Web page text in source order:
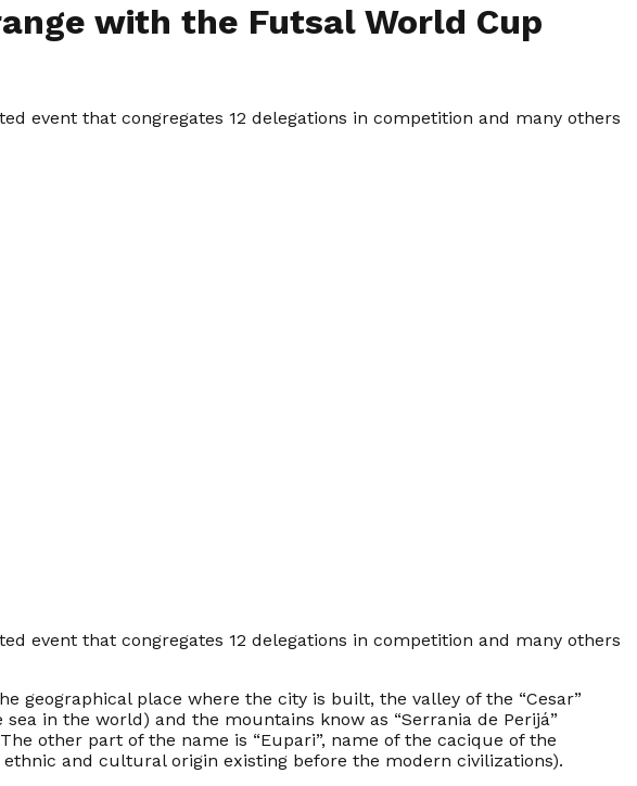
with the Futsal World Cup
event that congregates 12 delegations in competition and many others
event that congregates 12 delegations in competition and many others
geographical place where the city is built, the valley of the “Cesar”
in the world) and the mountains know as “Serrania de Perijá”
The other part of the name is “Eupari”, name of the cacique of the
and cultural origin existing before the modern civilizations).